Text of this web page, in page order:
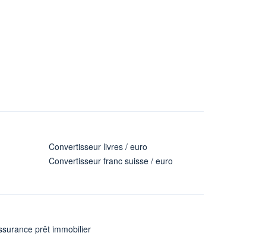
Convertisseur livres / euro
Convertisseur franc suisse / euro
prêt immobilier